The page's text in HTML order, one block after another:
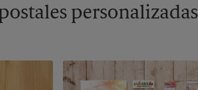
personalizadas